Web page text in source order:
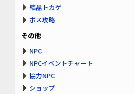
結晶トカゲ
ボス攻略
その他
NPC
NPCイベントチャート
協力NPC
ショップ